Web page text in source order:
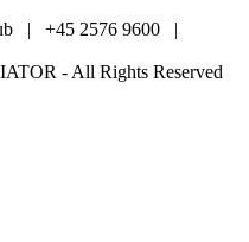
| +45 2576 9600 |
- All Rights Reserved